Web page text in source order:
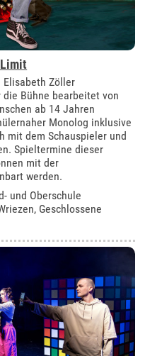
Zöller
Bühne bearbeitet von
ab 14 Jahren
Monolog inklusive
mit dem Schauspieler und
Spieltermine dieser
mit der
werden.
und Oberschule
, Geschlossene